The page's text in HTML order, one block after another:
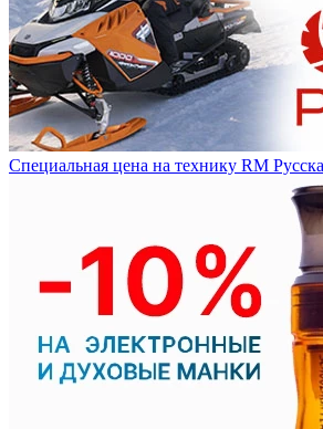
Специальная цена на технику RM